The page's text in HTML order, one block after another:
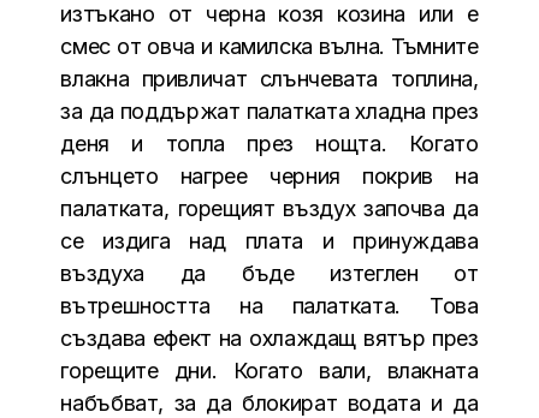
изтъкано от черна козя козина или е
смес от овча и камилска вълна. Тъмните
влакна привличат слънчевата топлина,
за да поддържат палатката хладна през
деня и топла през нощта. Когато
слънцето нагрее черния покрив на
палатката, горещият въздух започва да
се издига над плата и принуждава
въздуха да бъде изтеглен от
вътрешността на палатката. Това
създава ефект на охлаждащ вятър през
горещите дни. Когато вали, влакната
набъбват, за да блокират водата и да